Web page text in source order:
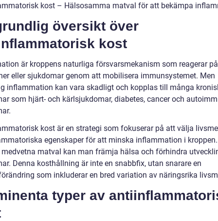
kost – Hälsosamma matval för att bekämpa
översikt över
kost
är kroppens naturliga försvarsmekanism som reagerar
eller sjukdomar genom att mobilisera immunsystemet. Men
inflammation kan vara skadligt och kopplas till många
som hjärt- och kärlsjukdomar, diabetes, cancer och
kost är en strategi som fokuserar på att välja
egenskaper för att minska inflammation i
matval kan man främja hälsa och förhindra
Denna kosthållning är inte en snabbfix, utan snarare en
som inkluderar en bred variation av näringsrika
typer av